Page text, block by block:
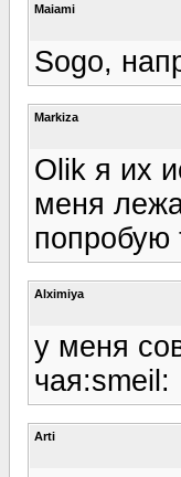
Maiami
Sogo,
Markiza
Olik я их
меня
попробую
Alximiya
у меня
чая:smeil:
Arti